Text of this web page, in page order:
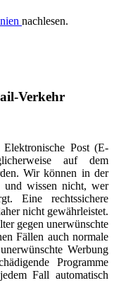
nachlesen.
Verkehr
Post (E-
auf dem
Wir können in der
und wissen nicht, wer
Eine rechtssichere
nicht gewährleistet.
gegen unerwünschte
Fällen auch normale
Werbung
Programme
Fall automatisch